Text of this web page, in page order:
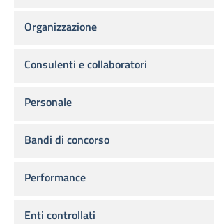
Organizzazione
Consulenti e collaboratori
Personale
Bandi di concorso
Performance
Enti controllati